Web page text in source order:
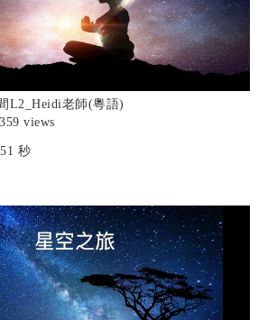
L2_Heidi老師(粵語)
views
秒